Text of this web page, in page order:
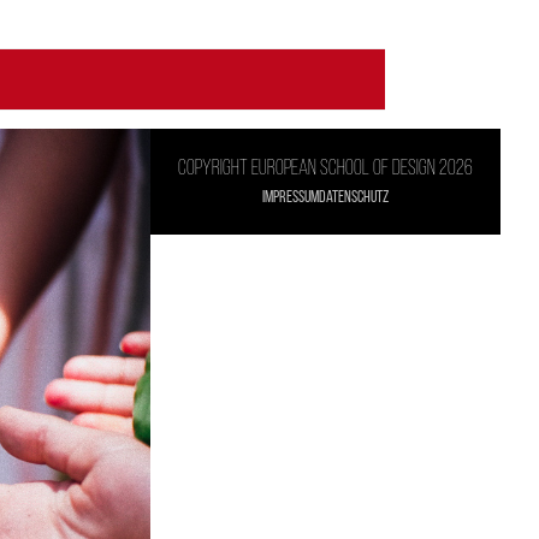
Copyright European school of design 2026
ImpressumDatenschutz